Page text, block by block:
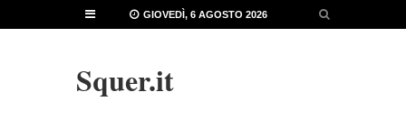
GIOVEDÌ, 6 AGOSTO 2026
Squer.it